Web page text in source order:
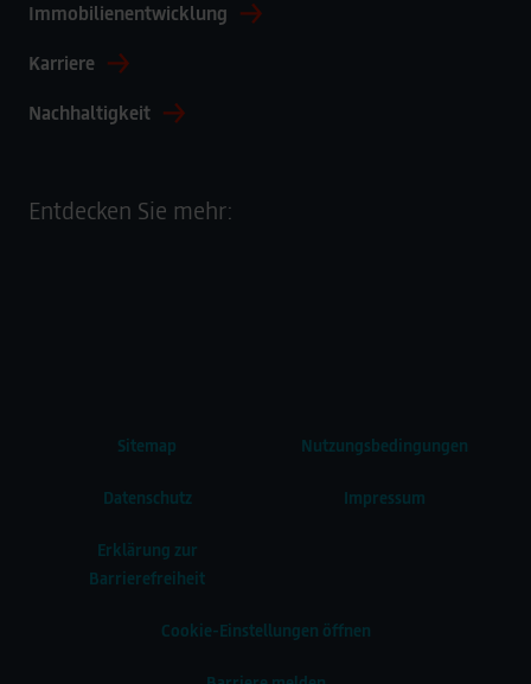
Immobilienentwicklung
Karriere
Nachhaltigkeit
Entdecken Sie mehr:
Sitemap Nutzungsbedingungen
Datenschutz Impressum
Erklärung zur
Barrierefreiheit
Cookie-Einstellungen öffnen